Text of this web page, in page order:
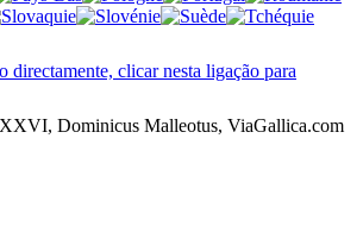
directamente, clicar nesta ligação para
Dominicus Malleotus, ViaGallica.com